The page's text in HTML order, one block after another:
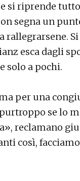
e si riprende
segna un
rallegrarsene. Si
esca dagli
solo a pochi.
per una
se lo
reclamano
così,